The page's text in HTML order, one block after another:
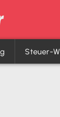
Steuer-